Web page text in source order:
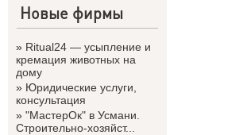
Новые фирмы
» Ritual24 — усыпление и
кремация животных на
дому
» Юридические услуги,
консультация
» "МастерОк" в Усмани.
Строительно-хозяйст...